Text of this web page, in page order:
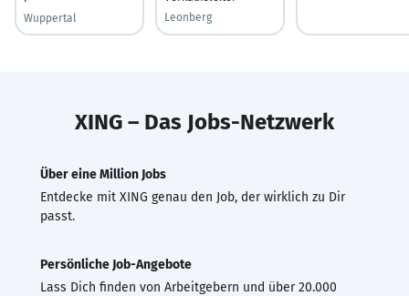
Wuppertal
Leonberg
XING – Das Jobs-Netzwerk
Über eine Million Jobs
Entdecke mit XING genau den Job, der wirklich zu Dir
passt.
Persönliche Job-Angebote
Lass Dich finden von Arbeitgebern und über 20.000